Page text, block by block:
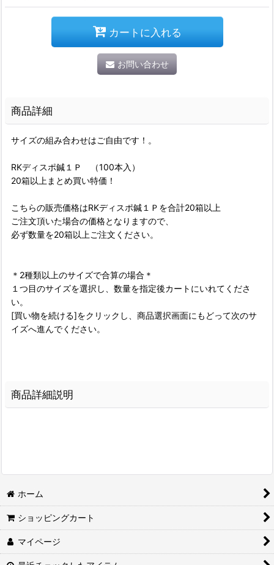
カートに入れる
お問い合わせ
商品詳細
サイズの組み合わせはご自由です！。
RKディスポ鍼１Ｐ （100本入）
20箱以上まとめ買い特価！
こちらの販売価格はRKディスポ鍼１Ｐを合計20箱以上
ご注文頂いた場合の価格となりますので、
必ず数量を20箱以上ご注文ください。
＊2種類以上のサイズで合算の場合＊
１つ目のサイズを選択し、数量を指定後カートにいれてくださ
い。
[買い物を続ける]をクリックし、商品選択画面にもどって次のサ
イズへ進んでください。
商品詳細説明
ホーム
ショッピングカート
マイページ